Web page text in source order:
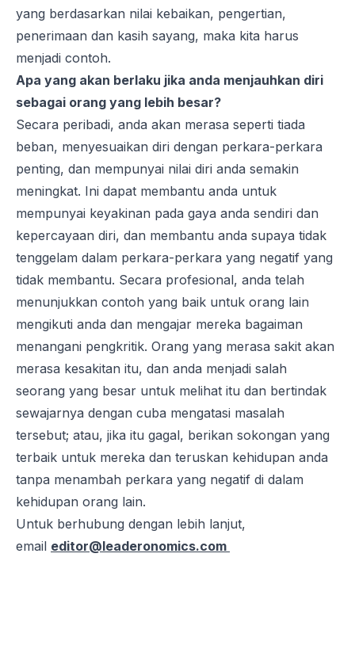
yang berdasarkan nilai kebaikan, pengertian,
penerimaan dan kasih sayang, maka kita harus
menjadi contoh.
Apa yang akan berlaku jika anda menjauhkan diri
sebagai orang yang lebih besar?
Secara peribadi, anda akan merasa seperti tiada
beban, menyesuaikan diri dengan perkara-perkara
penting, dan mempunyai nilai diri anda semakin
meningkat. Ini dapat membantu anda untuk
mempunyai keyakinan pada gaya anda sendiri dan
kepercayaan diri, dan membantu anda supaya tidak
tenggelam dalam perkara-perkara yang negatif yang
tidak membantu. Secara profesional, anda telah
menunjukkan contoh yang baik untuk orang lain
mengikuti anda dan mengajar mereka bagaiman
menangani pengkritik. Orang yang merasa sakit akan
merasa kesakitan itu, dan anda menjadi salah
seorang yang besar untuk melihat itu dan bertindak
sewajarnya dengan cuba mengatasi masalah
tersebut; atau, jika itu gagal, berikan sokongan yang
terbaik untuk mereka dan teruskan kehidupan anda
tanpa menambah perkara yang negatif di dalam
kehidupan orang lain.
Untuk berhubung dengan lebih lanjut,
email editor@leaderonomics.com